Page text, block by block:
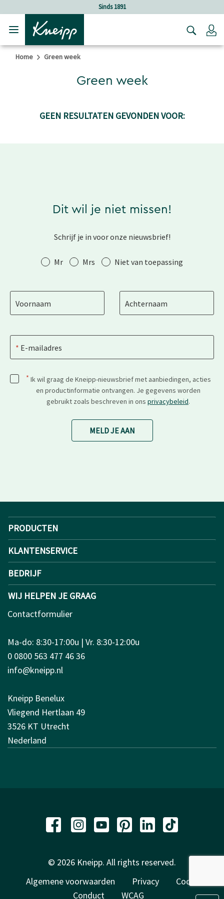
Verder gaan naar hoofdinhoud.Sinds 1891
Home Green week
Green week
GEEN RESULTATEN GEVONDEN VOOR:
Dit wil je niet missen!
Schrijf je in voor onze nieuwsbrief!
Aanhef Mr Mrs Niet van toepassing
Voornaam Achternaam
E-mailadres
* Ik wil graag de Kneipp-nieuwsbrief met aanbiedingen, acties
en productinformatie ontvangen. Je gegevens worden
gebruikt zoals beschreven in ons privacybeleid.
MELD JE AAN
PRODUCTEN
KLANTENSERVICE
BEDRIJF
WIJ HELPEN JE GRAAG
Contactformulier
Ma-do: 8:30-17:00u | Vr. 8:30-12:00u
0 0800 563 477 46 36
info@kneipp.nl
Kneipp Benelux
Vliegend Hertlaan 49
3526 KT Utrecht
Nederland
© 2026 Kneipp. All rights reserved.
Algemene voorwaarden
Privacy
Code of
Conduct
WCAG